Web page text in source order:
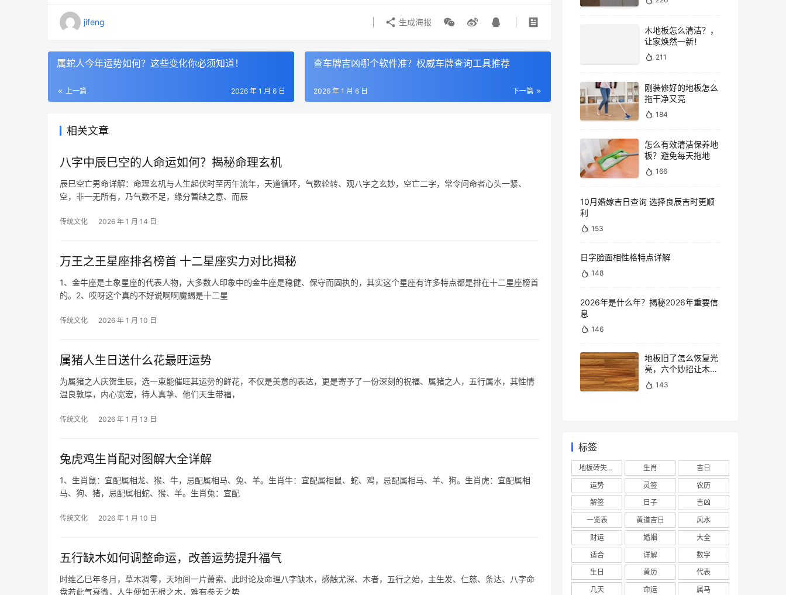
jifeng 生成海报
属蛇人今年运势如何？这些变化你必须知道！
上一篇 2026 年 1 月 6 日
查车牌吉凶哪个软件准？权威车牌查询工具推荐
下一篇
2026 年 1 月 6 日
相关文章
八字中辰巳空的人命运如何？揭秘命理玄机
辰巳空亡男命详解：命理玄机与人生起伏时至丙午流年，天道循环，气数轮转、观八字之玄妙，空亡二字，常令问命者心头一紧、
空，非一无所有，乃气数不足，缘分暂缺之意、而辰
传统文化 2026 年 1 月 14 日
万王之王星座排名榜首 十二星座实力对比揭秘
1、金牛座是土象星座的代表人物，大多数人印象中的金牛座是稳健、保守而固执的，其实这个星座有许多特点都是排在十二星座榜首
的。2、哎呀这个真的不好说啊啊魔蝎是十二星
传统文化 2026 年 1 月 10 日
属猪人生日送什么花最旺运势
为属猪之人庆贺生辰，选一束能催旺其运势的鲜花，不仅是美意的表达，更是寄予了一份深刻的祝福、属猪之人，五行属水，其性情
温良敦厚，内心宽宏，待人真挚、他们天生带福，
传统文化 2026 年 1 月 13 日
兔虎鸡生肖配对图解大全详解
1、生肖鼠：宜配属相龙、猴、牛，忌配属相马、兔、羊。生肖牛：宜配属相鼠、蛇、鸡，忌配属相马、羊、狗。生肖虎：宜配属相
马、狗、猪，忌配属相蛇、猴、羊。生肖兔：宜配
传统文化 2026 年 1 月 10 日
五行缺木如何调整命运，改善运势提升福气
时维乙巳年冬月，草木凋零，天地间一片萧索、此时论及命理八字缺木，感触尤深、木者，五行之始，主生发、仁慈、条达、八字命
盘若此气衰微，人生便如无根之木，难有参天之势
木地板怎么清洁？，
让家焕然一新！
211
刚装修好的地板怎么
拖干净又亮
184
怎么有效清洁保养地
板？避免每天拖地
166
10月婚嫁吉日查询 选择良辰吉时更顺
利
153
日字脸面相性格特点详解
148
2026年是什么年？揭秘2026年重要信
息
146
地板旧了怎么恢复光
亮，六个妙招让木地
板焕然一新
143
标签
地板砖失去光泽 生肖
吉日
运势
灵签
农历
解签
日子
吉凶
一览表
黄道吉日
风水
财运
婚姻
大全
适合
详解
数字
生日
黄历
代表
几天
命运 属马